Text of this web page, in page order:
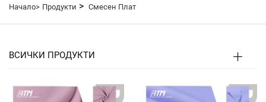
Начало> Продукти > Смесен Плат
ВСИЧКИ ПРОДУКТИ